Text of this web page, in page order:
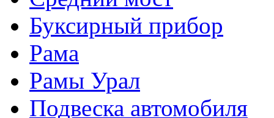
Буксирный прибор
Рама
Рамы Урал
Подвеска автомобиля